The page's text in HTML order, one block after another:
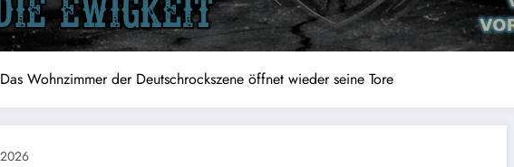
Wohnzimmer der Deutschrockszene öffnet wieder seine Tore